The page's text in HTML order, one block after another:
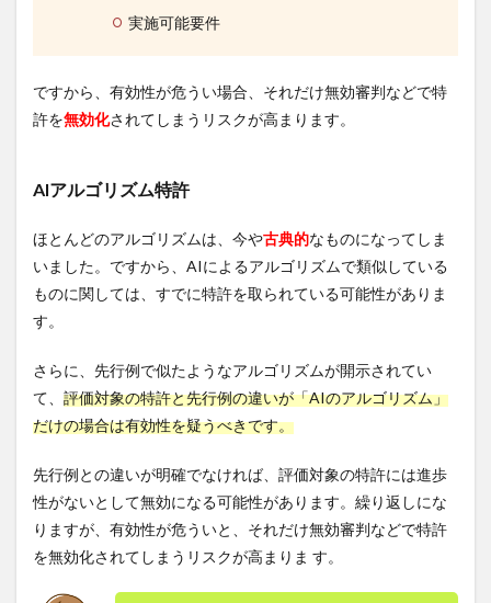
実施可能要件
ですから、有効性が危うい場合、それだけ無効審判などで特
許を無効化されてしまうリスクが高まります。
AIアルゴリズム特許
ほとんどのアルゴリズムは、今や古典的なものになってしま
いました。ですから、AIによるアルゴリズムで類似している
ものに関しては、すでに特許を取られている可能性がありま
す。
さらに、先行例で似たようなアルゴリズムが開示されてい
て、 評価対象の特許と先行例の違いが「AIのアルゴリズム」
だけの場合は有効性を疑うべきです。
先行例との違いが明確でなければ、評価対象の特許には進歩
性がないとして無効になる可能性があります。繰り返しにな
りますが、有効性が危ういと、それだけ無効審判などで特許
を無効化されてしまうリスクが高まりま す。